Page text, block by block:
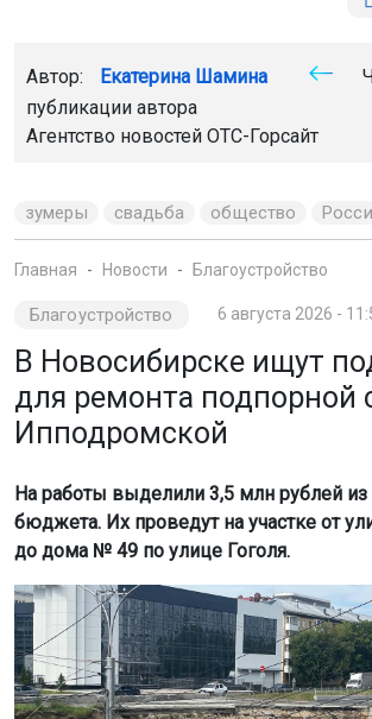
Автор: Екатерина Шамина
публикации автора
Агентство новостей ОТС-Горсайт
зумеры свадьба общество
Главная Новости Благоустройство
Благоустройство 6 августа 2026 -
В Новосибирске ищут
для ремонта подпорной
Ипподромской
На работы выделили 3,5 млн рублей из
бюджета. Их проведут на участке от
до дома № 49 по улице Гоголя.